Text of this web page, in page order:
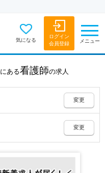
気になる
ログイン
会員登録
メニュー
にある看護師の求人
変更
変更